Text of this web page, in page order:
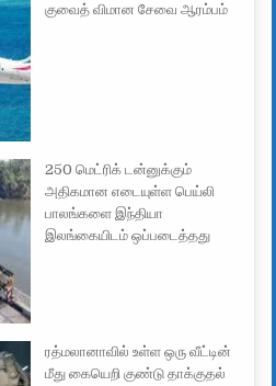
குவைத் விமான சேவை ஆரம்பம்
250 மெட்ரிக் டன்னுக்கும்
அதிகமான எடையுள்ள பெய்லி
பாலங்களை இந்தியா
இலங்கையிடம் ஒப்படைத்தது
ரத்மலானாவில் உள்ள ஒரு வீட்டின்
மீது கையெறி குண்டு தாக்குதல்